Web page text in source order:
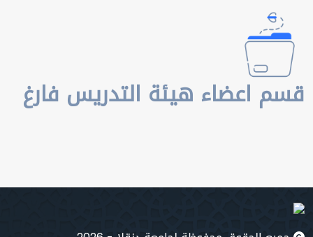
قسم اعضاء هيئة التدريس فارغ